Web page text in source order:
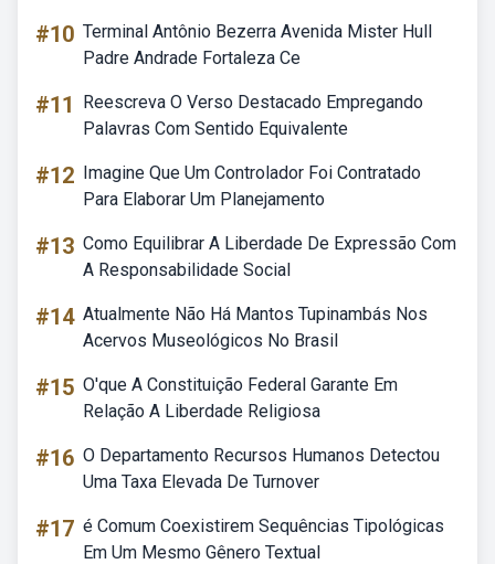
#10 Terminal Antônio Bezerra Avenida Mister Hull
Padre Andrade Fortaleza Ce
#11
Reescreva O Verso Destacado Empregando
Palavras Com Sentido Equivalente
#12 Imagine Que Um Controlador Foi Contratado
Para Elaborar Um Planejamento
#13 Como Equilibrar A Liberdade De Expressão Com
A Responsabilidade Social
#14 Atualmente Não Há Mantos Tupinambás Nos
Acervos Museológicos No Brasil
#15 O'que A Constituição Federal Garante Em
Relação A Liberdade Religiosa
#16 O Departamento Recursos Humanos Detectou
Uma Taxa Elevada De Turnover
#17 é Comum Coexistirem Sequências Tipológicas
Em Um Mesmo Gênero Textual